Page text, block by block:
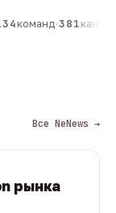
команд·381
Все NeNews →
рынка